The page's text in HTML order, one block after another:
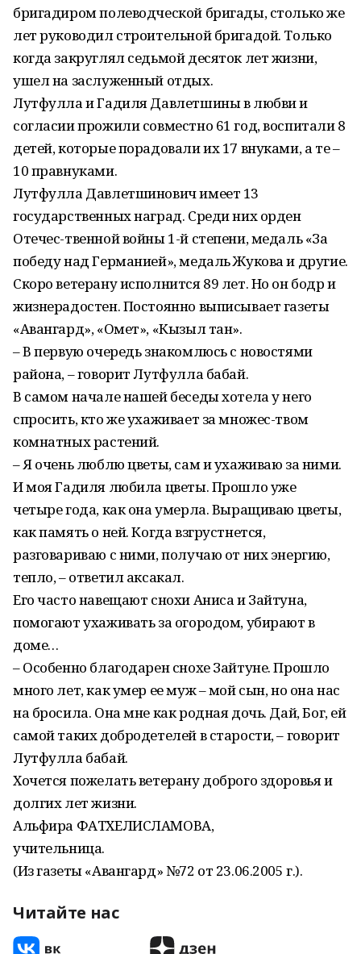
бригадиром полеводческой бригады, столько же
лет руководил строительной бригадой. Только
когда закруглял седьмой десяток лет жизни,
ушел на заслуженный отдых.
Лутфулла и Гадиля Давлетшины в любви и
согласии прожили совместно 61 год, воспитали 8
детей, которые порадовали их 17 внуками, а те –
10 правнуками.
Лутфулла Давлетшинович имеет 13
государственных наград. Среди них орден
Отечес-твенной войны 1-й степени, медаль «За
победу над Германией», медаль Жукова и другие.
Скоро ветерану исполнится 89 лет. Но он бодр и
жизнерадостен. Постоянно выписывает газеты
«Авангард», «Омет», «Кызыл тан».
– В первую очередь знакомлюсь с новостями
района, – говорит Лутфулла бабай.
В самом начале нашей беседы хотела у него
спросить, кто же ухаживает за множес-твом
комнатных растений.
– Я очень люблю цветы, сам и ухаживаю за ними.
И моя Гадиля любила цветы. Прошло уже
четыре года, как она умерла. Выращиваю цветы,
как память о ней. Когда взгрустнется,
разговариваю с ними, получаю от них энергию,
тепло, – ответил аксакал.
Его часто навещают снохи Аниса и Зайтуна,
помогают ухаживать за огородом, убирают в
доме…
– Особенно благодарен снохе Зайтуне. Прошло
много лет, как умер ее муж – мой сын, но она нас
на бросила. Она мне как родная дочь. Дай, Бог, ей
самой таких добродетелей в старости, – говорит
Лутфулла бабай.
Хочется пожелать ветерану доброго здоровья и
долгих лет жизни.
Альфира ФАТХЕЛИСЛАМОВА,
учительница.
(Из газеты «Авангард» №72 от 23.06.2005 г.).
Читайте нас